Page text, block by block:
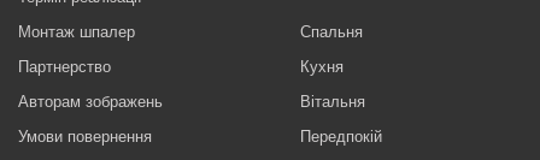
Монтаж шпалер
Партнерство
Авторам зображень
Умови повернення
Спальня
Кухня
Вітальня
Передпокій